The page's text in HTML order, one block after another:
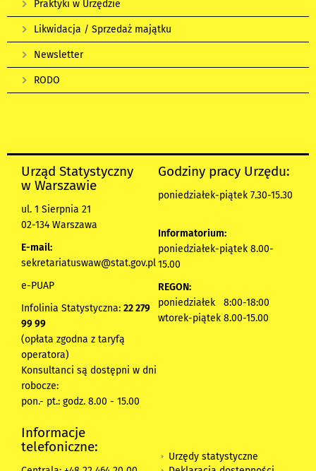
Praktyki w Urzędzie
Likwidacja / Sprzedaż majątku
Newsletter
RODO
Urząd Statystyczny
w Warszawie
ul. 1 Sierpnia 21
02-134 Warszawa
E-mail:
sekretariatuswaw@stat.gov.pl
e-PUAP
Infolinia Statystyczna: 22 279
99 99
(opłata zgodna z taryfą
operatora)
Konsultanci są dostępni w dni
robocze:
pon.- pt.: godz. 8.00 - 15.00
Godziny pracy Urzędu:
poniedziałek-piątek 7.30-15.30
Informatorium:
poniedziałek-piątek 8.00-
15.00
REGON:
poniedziałek 8:00-18:00
wtorek-piątek 8.00-15.00
Informacje
telefoniczne:
Urzędy statystyczne